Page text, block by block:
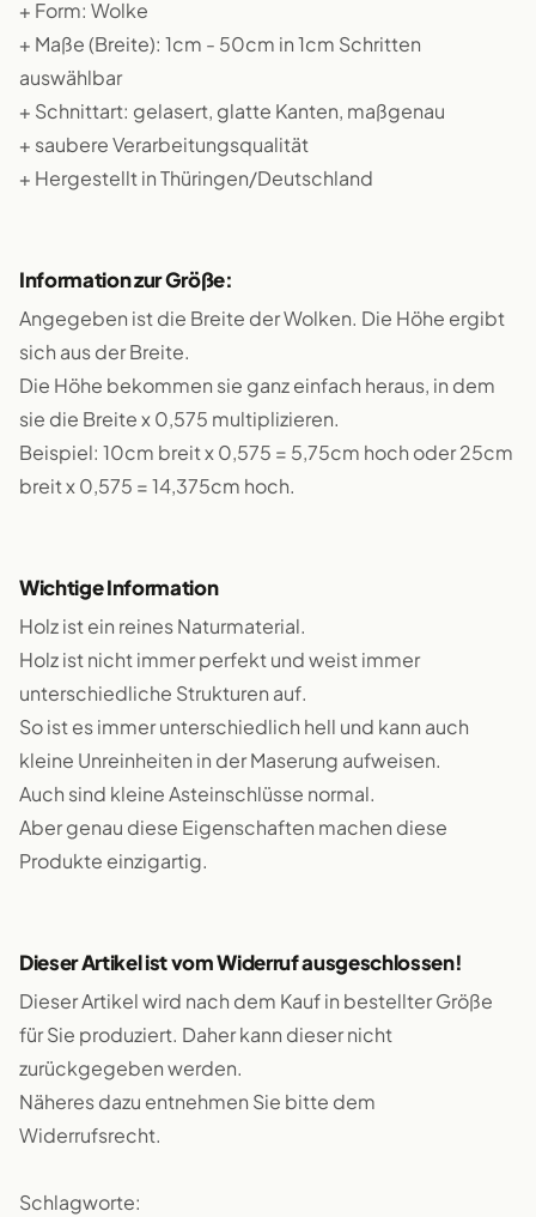
+ Form: Wolke
+ Maße (Breite): 1cm - 50cm in 1cm Schritten
auswählbar
+ Schnittart: gelasert, glatte Kanten, maßgenau
+ saubere Verarbeitungsqualität
+ Hergestellt in Thüringen/Deutschland
Information zur Größe:
Angegeben ist die Breite der Wolken. Die Höhe ergibt
sich aus der Breite.
Die Höhe bekommen sie ganz einfach heraus, in dem
sie die Breite x 0,575 multiplizieren.
Beispiel: 10cm breit x 0,575 = 5,75cm hoch oder 25cm
breit x 0,575 = 14,375cm hoch.
Wichtige Information
Holz ist ein reines Naturmaterial.
Holz ist nicht immer perfekt und weist immer
unterschiedliche Strukturen auf.
So ist es immer unterschiedlich hell und kann auch
kleine Unreinheiten in der Maserung aufweisen.
Auch sind kleine Asteinschlüsse normal.
Aber genau diese Eigenschaften machen diese
Produkte einzigartig.
Dieser Artikel ist vom Widerruf ausgeschlossen!
Dieser Artikel wird nach dem Kauf in bestellter Größe
für Sie produziert. Daher kann dieser nicht
zurückgegeben werden.
Näheres dazu entnehmen Sie bitte dem
Widerrufsrecht.
Schlagworte: